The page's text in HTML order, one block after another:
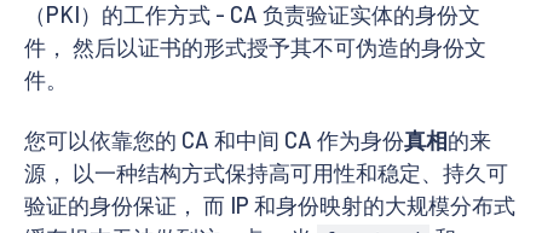
（PKI）的工作方式 - CA 负责验证实体的身份文
件， 然后以证书的形式授予其不可伪造的身份文
件。
您可以依靠您的 CA 和中间 CA 作为身份真相的来
源， 以一种结构方式保持高可用性和稳定、持久可
验证的身份保证， 而 IP 和身份映射的大规模分布式